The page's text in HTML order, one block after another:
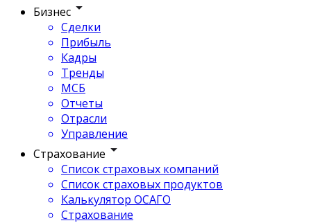
Бизнес
Сделки
Прибыль
Кадры
Тренды
МСБ
Отчеты
Отрасли
Управление
Страхование
Список страховых компаний
Список страховых продуктов
Калькулятор ОСАГО
Страхование